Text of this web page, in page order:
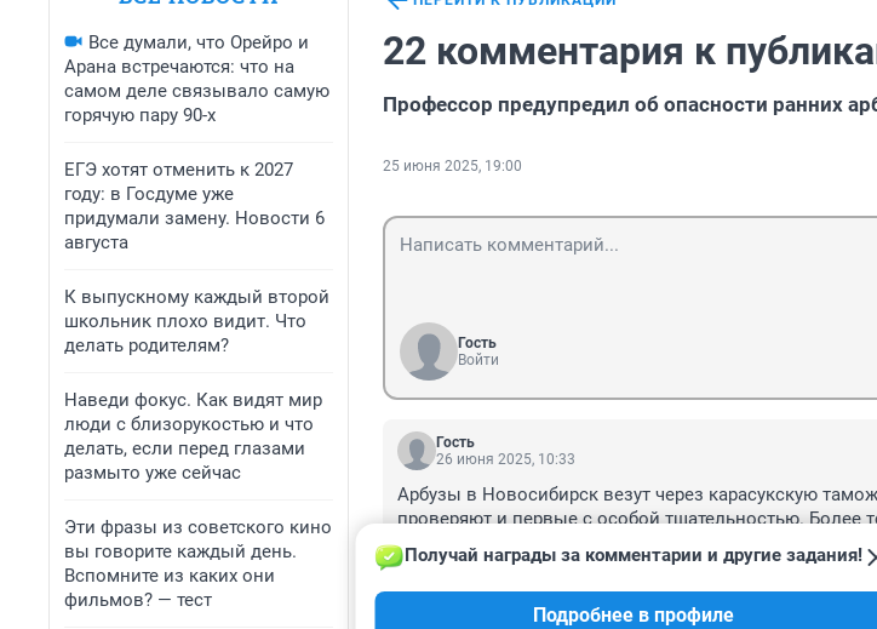
Все думали, что Орейро и
Арана встречаются: что на
самом деле связывало самую
горячую пару 90-х
ЕГЭ хотят отменить к 2027
году: в Госдуме уже
придумали замену. Новости 6
августа
К выпускному каждый второй
школьник плохо видит. Что
делать родителям?
Наведи фокус. Как видят мир
люди с близорукостью и что
делать, если перед глазами
размыто уже сейчас
Эти фразы из советского кино
вы говорите каждый день.
Вспомните из каких они
фильмов? — тест
22 комментария к
Профессор предупредил об опасности ранних
25 июня 2025, 19:00
Гость
Войти
Гость
26 июня 2025, 10:33
Арбузы в Новосибирск везут через карасукскую
проверяют и первые с особой тщательностью. Более
поесть первые арбузики, а где их взять как не с фуры
перевозчики первые арбузы сейчас хорошего
ослабеет, могут провести и что похуже. А так съели
и не факт, что августовские арбузы будут лучше.
Получай награды за комментарии и другие задания!
Подробнее в профиле